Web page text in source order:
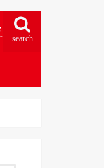
search